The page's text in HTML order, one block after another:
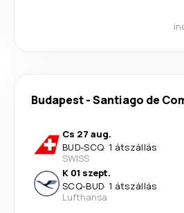
Budapest-Santiago de
Cs 27 aug.
BUD-SCQ· 1 átszállás
SWISS
K 01 szept.
SCQ-BUD· 1 átszállás
Lufthansa